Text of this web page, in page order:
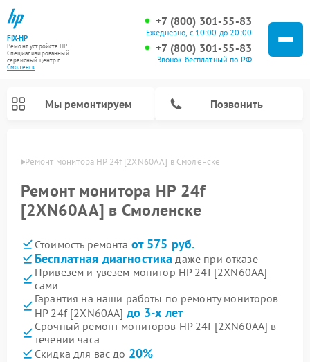
FIX-HP
Ремонт устройств HP
Специализированный
cервисный центр г.
Смоленск
+7 (800) 301-55-83
Ежедневно, с 10:00 до 20:00
+7 (800) 301-55-83
Звонок бесплатный по РФ
Мы ремонтируем Позвонить
Ремонт монитора HP 24f [2XN60AA] в Смоленске
Ремонт монитора HP 24f
[2XN60AA] в Смоленске
Стоимость ремонта от 575 руб.
Бесплатная диагностика даже при отказе
Привезем и увезем монитор HP 24f [2XN60AA]
сами
Гарантия на наши работы по ремонту мониторов
HP 24f [2XN60AA] до 3-х лет
Срочный ремонт мониторов HP 24f [2XN60AA] в
течении часа
Скидка для вас до 20%